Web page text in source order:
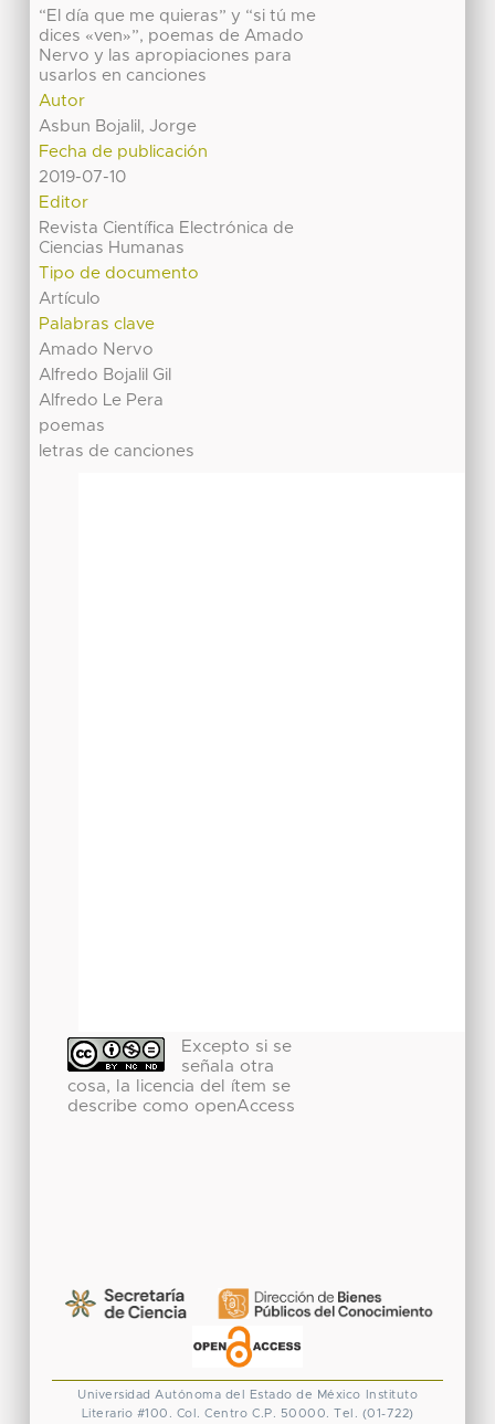
“El día que me quieras” y “si tú me
dices «ven»”, poemas de Amado
Nervo y las apropiaciones para
usarlos en canciones
Autor
Asbun Bojalil, Jorge
Fecha de publicación
2019-07-10
Editor
Revista Científica Electrónica de
Ciencias Humanas
Tipo de documento
Artículo
Palabras clave
Amado Nervo
Alfredo Bojalil Gil
Alfredo Le Pera
poemas
letras de canciones
Excepto si se
señala otra
cosa, la licencia del ítem se
describe como openAccess
Universidad Autónoma del Estado de México
Instituto
Literario #100. Col. Centro C.P. 50000. Tel. (01-722)